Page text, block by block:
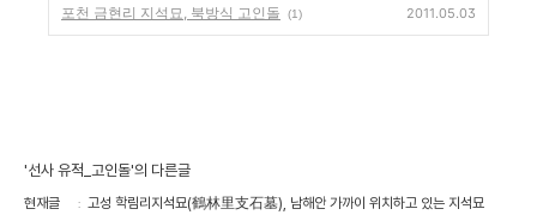
포천 금현리 지석묘, 북방식 고인돌 (1) 2011.05.03
'선사 유적_고인돌'의 다른글
현재글 고성 학림리지석묘(鶴林里支石墓), 남해안 가까이 위치하고 있는 지석묘